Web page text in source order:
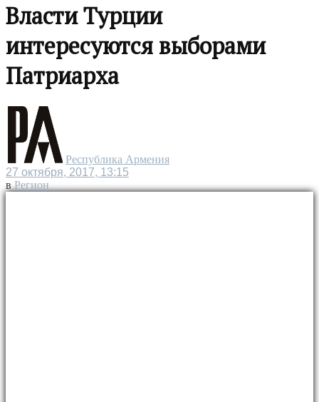
Власти Турции
интересуются выборами
Патриарха
Республика Армения
27 октября, 2017, 13:15
в Регион